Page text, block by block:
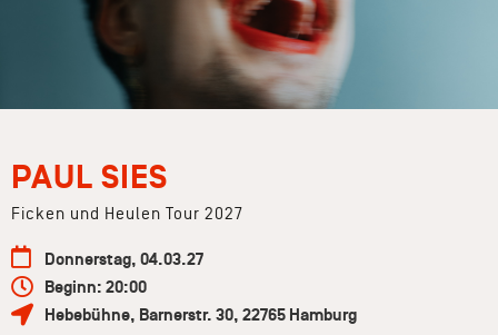
PAUL SIES
Ficken und Heulen Tour 2027
Donnerstag, 04.03.27
Beginn: 20:00
Hebebühne, Barnerstr. 30, 22765 Hamburg